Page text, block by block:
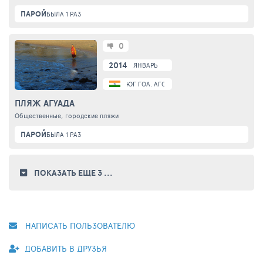
ПАРОЙБЫЛА 1 РАЗ
2014 ЯНВАРЬ
ЮГ ГОА. АГОНДА
ПЛЯЖ АГУАДА
Общественные, городские пляжи
0
ПАРОЙБЫЛА 1 РАЗ
ПОКАЗАТЬ ЕЩЕ 3 ...
НАПИСАТЬ ПОЛЬЗОВАТЕЛЮ
ДОБАВИТЬ В ДРУЗЬЯ